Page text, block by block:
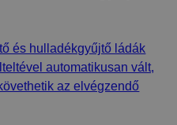
és hulladékgyűjtő ládák
automatikusan vált,
az elvégzendő